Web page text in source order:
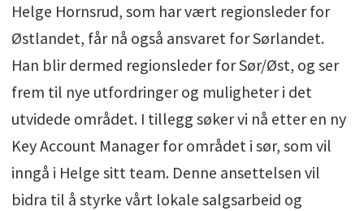
Helge Hornsrud, som har vært regionsleder for
Østlandet, får nå også ansvaret for Sørlandet.
Han blir dermed regionsleder for Sør/Øst, og ser
frem til nye utfordringer og muligheter i det
utvidede området. I tillegg søker vi nå etter en ny
Key Account Manager for området i sør, som vil
inngå i Helge sitt team. Denne ansettelsen vil
bidra til å styrke vårt lokale salgsarbeid og